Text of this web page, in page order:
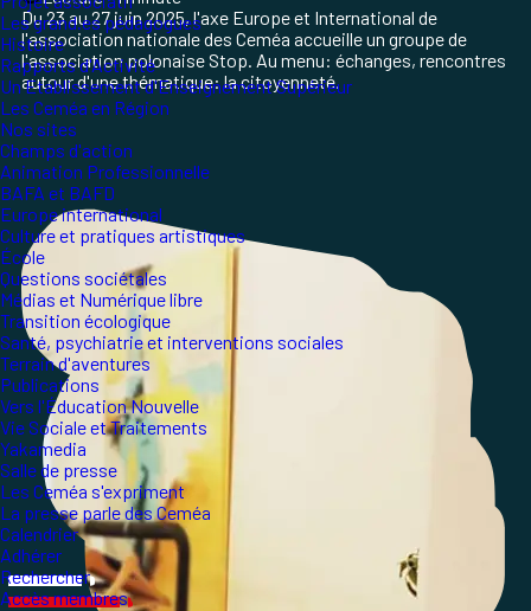
Les grand.es pédagogues
Histoire
Rapports d'Activité
Un Etablissement d'Enseignement Supérieur
Les Ceméa en Région
Nos sites
Champs d'action
Animation Professionnelle
BAFA et BAFD
Europe international
Culture et pratiques artistiques
École
Questions sociétales
Médias et Numérique libre
Transition écologique
Santé, psychiatrie et interventions sociales
Terrain d'aventures
Publications
Vers l'Éducation Nouvelle
Vie Sociale et Traitements
Yakamedia
Salle de presse
Les Ceméa s'expriment
La presse parle des Ceméa
Calendrier
Adhérer
Rechercher
Accès membres
Du 23 au 27 juin 2025, l'axe Europe et International de
l'association nationale des Ceméa accueille un groupe de
l'association polonaise Stop. Au menu: échanges, rencontres
autour d'une thématique: la citoyenneté.